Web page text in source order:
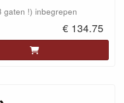
gaten !) inbegrepen
€ 134.75